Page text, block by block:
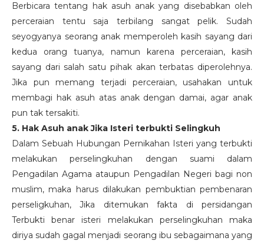
Berbicara tentang hak asuh anak yang disebabkan oleh
perceraian tentu saja terbilang sangat pelik. Sudah
seyogyanya seorang anak memperoleh kasih sayang dari
kedua orang tuanya, namun karena perceraian, kasih
sayang dari salah satu pihak akan terbatas diperolehnya.
Jika pun memang terjadi perceraian, usahakan untuk
membagi hak asuh atas anak dengan damai, agar anak
pun tak tersakiti.
5. Hak Asuh anak Jika Isteri terbukti Selingkuh
Dalam Sebuah Hubungan Pernikahan Isteri yang terbukti
melakukan perselingkuhan dengan suami dalam
Pengadilan Agama ataupun Pengadilan Negeri bagi non
muslim, maka harus dilakukan pembuktian pembenaran
perseligkuhan, Jika ditemukan fakta di persidangan
Terbukti benar isteri melakukan perselingkuhan maka
diriya sudah gagal menjadi seorang ibu sebagaimana yang